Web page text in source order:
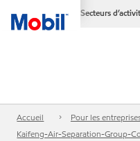
Secteurs
Accueil Pour les
Kaifeng-Air-Separation-Group-